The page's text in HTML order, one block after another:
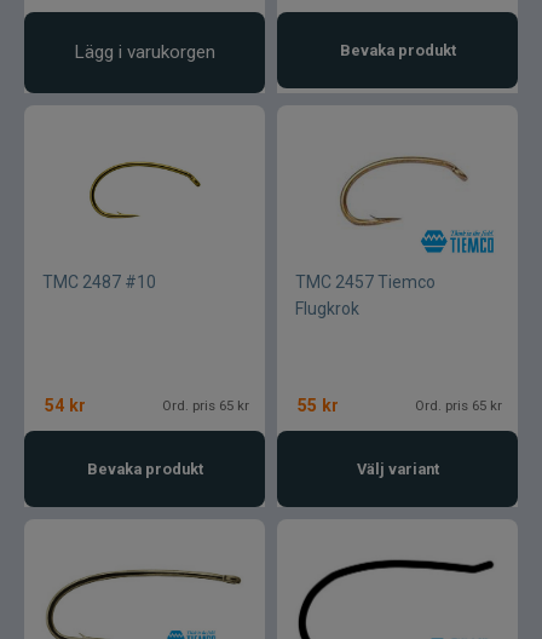
Lägg i varukorgen Bevaka produkt
TMC 2487 #10
54 kr Ord. pris 65 kr
Bevaka produkt
TMC 2457 Tiemco
Flugkrok
55 kr Ord. pris 65 kr
Välj variant